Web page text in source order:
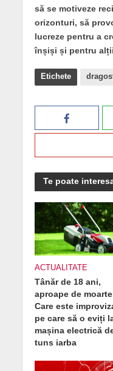
să se motiveze
orizonturi, să
lucreze pentru a
înșiși și pentru
Etichete
Te poate
ACTUALITATE
Tânăr de 18 ani,
aproape de
Care este
pe care să o eviți
mașina electrică
tuns iarba